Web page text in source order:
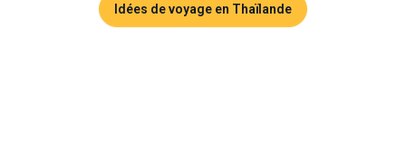
Idées de voyage en Thaïlande